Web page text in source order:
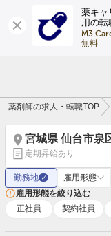
薬キャ
用の転
M3
無料
薬剤師の求人・転職TOP
宮城県 仙台市泉
定期昇給あり
勤務地 ✓ 雇用形態
雇用形態を絞り込む
正社員
契約社員